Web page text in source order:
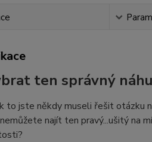
ten správný
to jste někdy museli řešit otázku
najít ten pravý...ušitý na